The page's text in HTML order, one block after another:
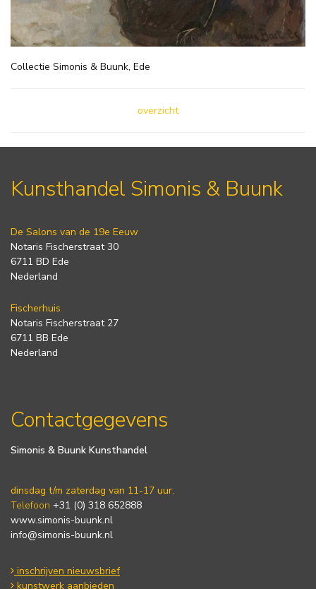
Collectie Simonis & Buunk, Ede
overzicht
Kunsthandel Simonis & Buunk
De Salons van de 19e Eeuw
Notaris Fischerstraat 30
6711 BD Ede
Nederland
Fischerhuis
Notaris Fischerstraat 27
6711 BB Ede
Nederland
Contactgegevens
Simonis & Buunk Kunsthandel
dinsdag t/m zaterdag van 11-17 uur.
Telefoon +31 (0) 318 652888
www.simonis-buunk.nl
info@simonis-buunk.nl
inschrijven nieuwsbrief
kunstwerk aanbieden